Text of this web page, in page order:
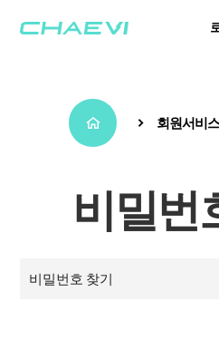
회원서비스
비밀번
비밀번호 찾기